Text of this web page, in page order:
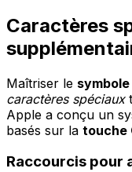
Caractères
Maîtriser le
caractères spéciaux
Apple a conçu un
basés sur la touche
Raccourcis pour